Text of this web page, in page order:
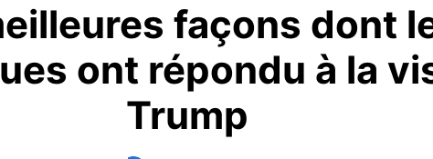
façons dont
ont répondu à la
Trump